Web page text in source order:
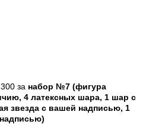
за набор №7 (фигура
4 латексных шара, 1 шар с
звезда с вашей надписью, 1